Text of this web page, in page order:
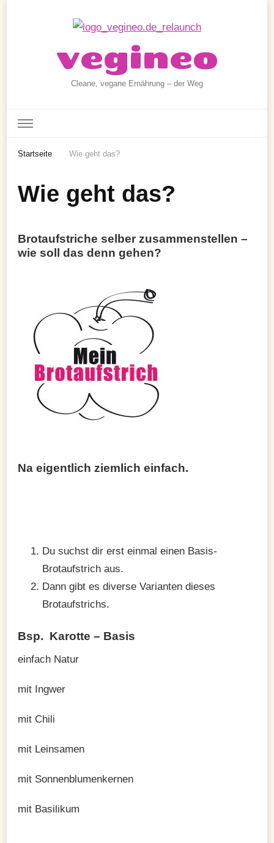
vegineo
Cleane, vegane Ernährung – der Weg
Startseite Wie geht das?
Wie geht das?
Brotaufstriche selber zusammenstellen –
wie soll das denn gehen?
Na eigentlich ziemlich einfach.
Du suchst dir erst einmal einen Basis-
Brotaufstrich aus.
Dann gibt es diverse Varianten dieses
Brotaufstrichs.
Bsp. Karotte – Basis
einfach Natur
mit Ingwer
mit Chili
mit Leinsamen
mit Sonnenblumenkernen
mit Basilikum